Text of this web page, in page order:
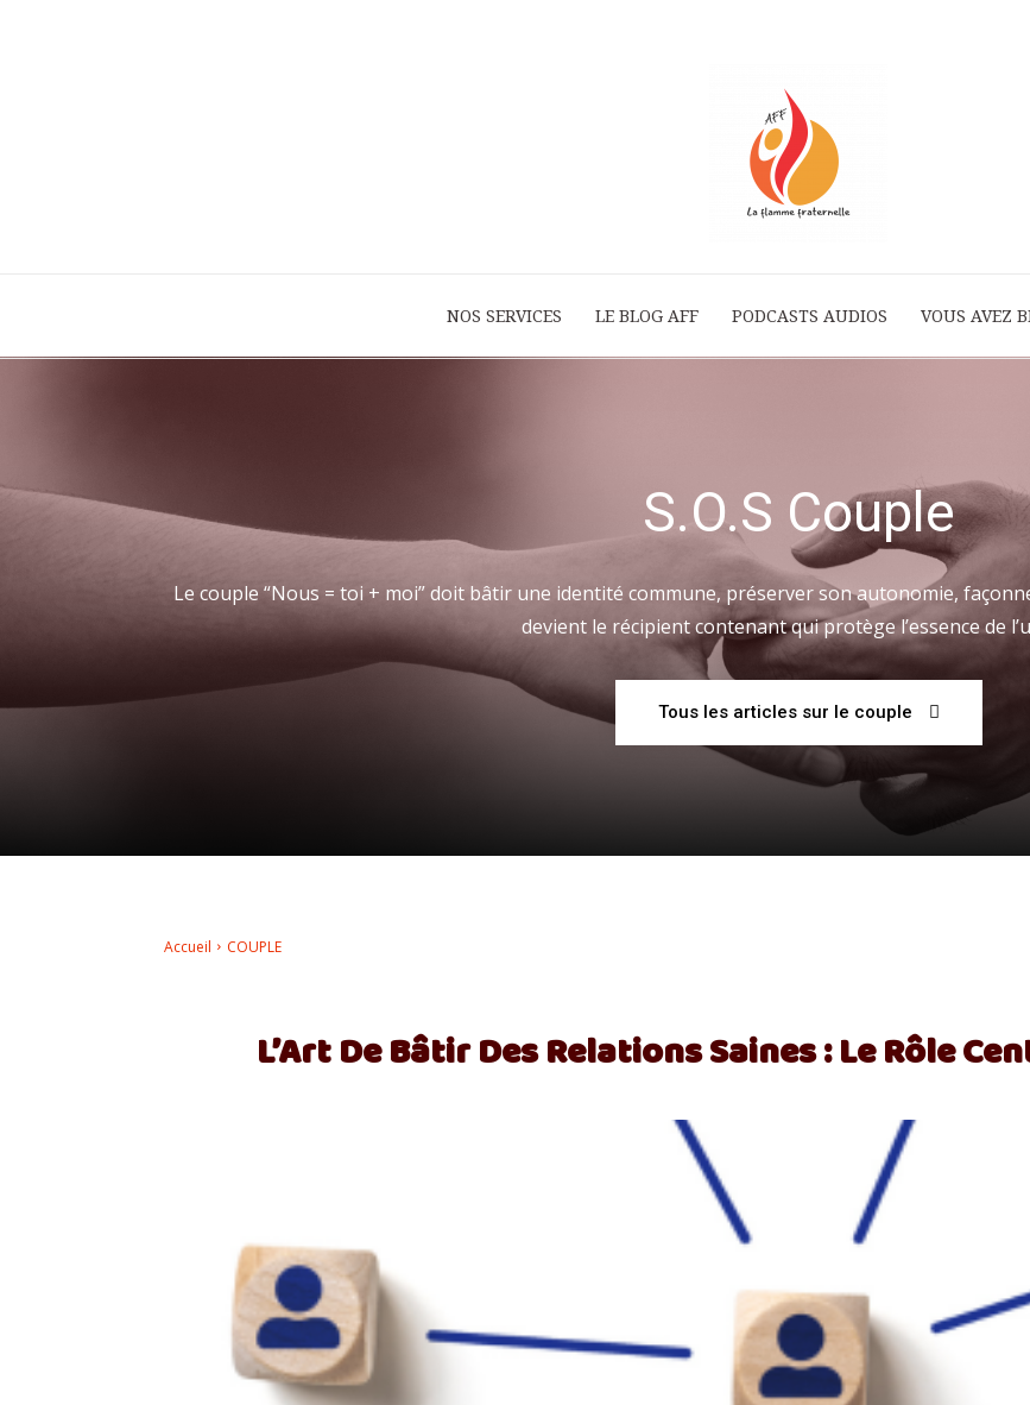
La
Fraternelle
–
NOS SERVICES LE BLOG AFF PODCASTS AUDIOS VOUS AVEZ
S.O.S Couple
Le couple “Nous = toi + moi” doit bâtir une identité commune, préserver son autonomie,
devient le récipient contenant qui protège l’essence de
Tous les articles sur le couple
Accueil COUPLE
L’Art De Bâtir Des Relations Saines : Le Rôle